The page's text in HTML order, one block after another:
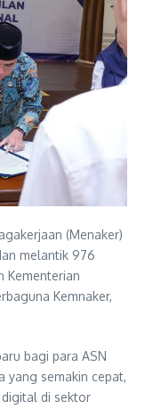
(Menaker)
melantik 976
Kementerian
Kemnaker,
bagi para ASN
yang semakin cepat,
di sektor